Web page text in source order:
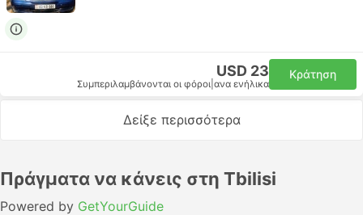
USD 23
Συμπεριλαμβάνονται οι φόροι ανα ενήλικα
Κράτηση
Δείξε περισσότερα
Πράγματα να κάνεις στη Tbilisi
Powered by GetYourGuide